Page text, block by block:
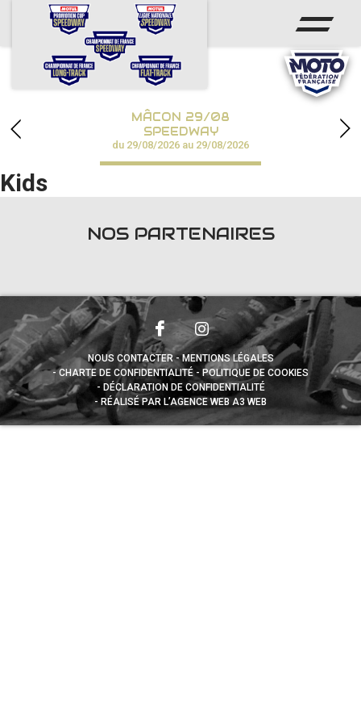
ACCUEIL
CALENDRIER
CHAMPIONNATS
RÉSULTATS
SPEEDWAY ACADÉMIE
PHOTOS / VIDÉOS
MÂCON 29/08
SPEEDWAY
du 29/08/2026 au 29/08/2026
Kids
NOS PARTENAIRES
NOUS CONTACTER
MENTIONS LÉGALES
CHARTE DE CONFIDENTIALITÉ
POLITIQUE DE COOKIES
DÉCLARATION DE CONFIDENTIALITÉ
RÉALISÉ PAR L’AGENCE WEB A3 WEB